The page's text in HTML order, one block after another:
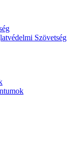
Szövetség